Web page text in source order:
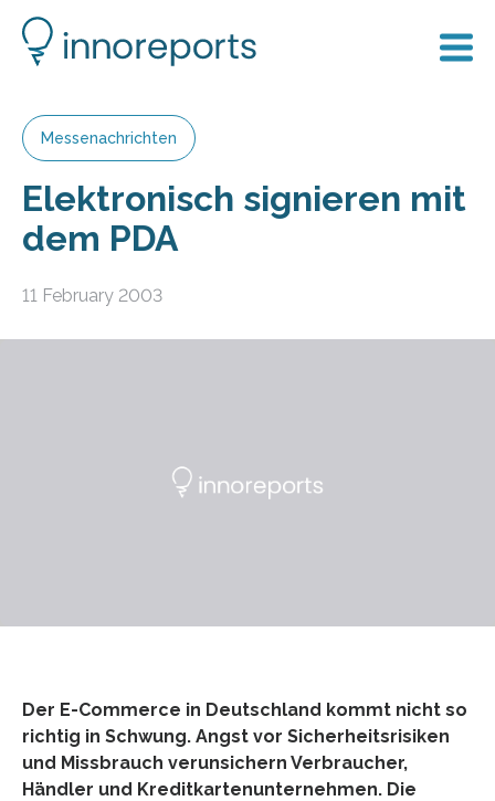
Messenachrichten
Elektronisch signieren mit
dem PDA
11 February 2003
Der E-Commerce in Deutschland kommt nicht so
richtig in Schwung. Angst vor Sicherheitsrisiken
und Missbrauch verunsichern Verbraucher,
Händler und Kreditkartenunternehmen. Die